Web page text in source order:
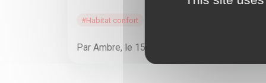
#Habitat confort
Par Ambre, le 15/10/2025